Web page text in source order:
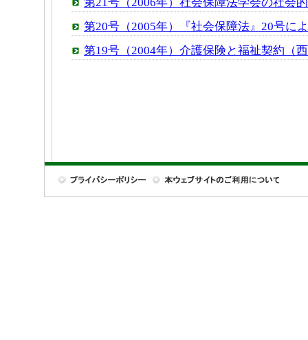
第20号（2005年）『社会保障法』20号に
第19号（2004年）介護保険と福祉契約（